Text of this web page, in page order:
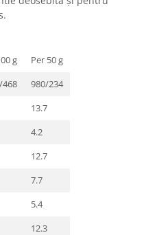
g
Per 50 g
468
980/234
13.7
4.2
12.7
7.7
5.4
12.3